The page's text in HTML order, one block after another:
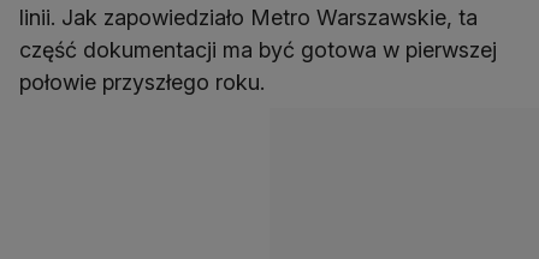
linii. Jak zapowiedziało Metro Warszawskie, ta
część dokumentacji ma być gotowa w pierwszej
połowie przyszłego roku.